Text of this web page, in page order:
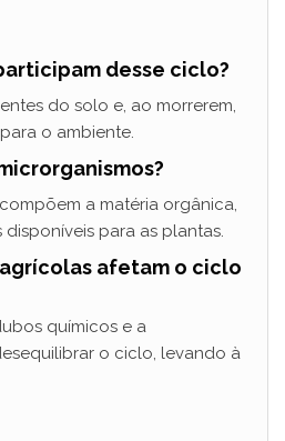
desse ciclo?
do solo e, ao morrerem,
o ambiente.
a matéria orgânica,
para as plantas.
afetam o ciclo
químicos e a
o ciclo, levando à